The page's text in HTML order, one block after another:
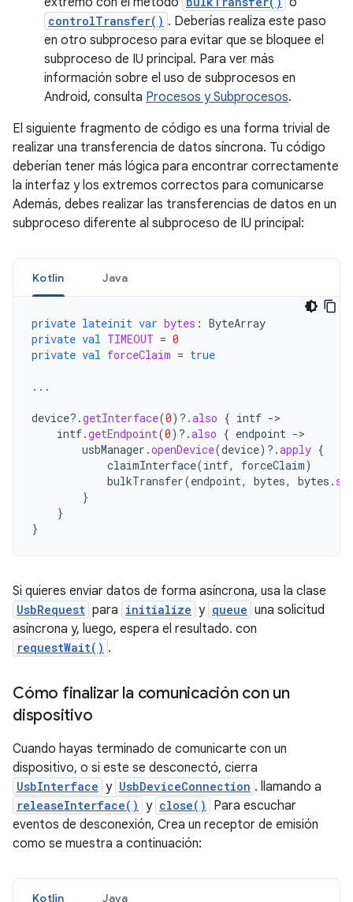
controlTransfer() . Deberías realiza este paso
en otro subproceso para evitar que se bloquee el
subproceso de IU principal. Para ver más
información sobre el uso de subprocesos en
Android, consulta Procesos y Subprocesos.
El siguiente fragmento de código es una forma trivial de
realizar una transferencia de datos síncrona. Tu código
deberían tener más lógica para encontrar correctamente
la interfaz y los extremos correctos para comunicarse
Además, debes realizar las transferencias de datos en un
subproceso diferente al subproceso de IU principal:
Kotlin Java
private lateinit var bytes : ByteArray
private val TIMEOUT = 0
private val forceClaim = true
...
device?.getInterface(0) ?.also { intf -
intf.getEndpoint(0) ?.also { endpoint -
usbManager .openDevice(device) ?.apply {
claimInterface(intf, forceClaim)
bulkTransfer(endpoint, bytes, bytes .
}
}
}
Si quieres enviar datos de forma asíncrona, usa la clase
UsbRequest para initialize y queue una solicitud
asíncrona y, luego, espera el resultado. con
requestWait() .
Cómo finalizar la comunicación con un
dispositivo
Cuando hayas terminado de comunicarte con un
dispositivo, o si este se desconectó, cierra
UsbInterface y UsbDeviceConnection . llamando a
releaseInterface() y close()
Para escuchar
eventos de desconexión, Crea un receptor de emisión
como se muestra a continuación:
Kotlin Java